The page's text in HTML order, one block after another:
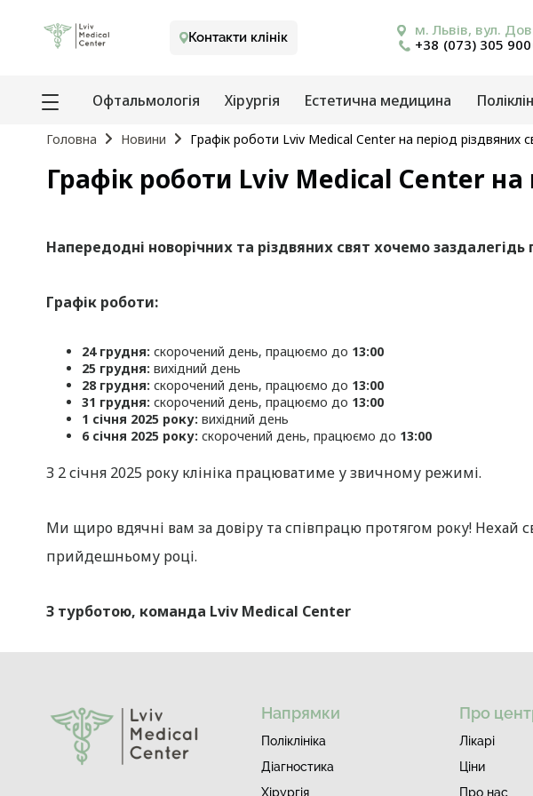
Контакти клінік
м. Львів, вул.
+38 (073) 305
Офтальмологія Хірургія Естетична медицина
Головна Новини Графік роботи Lviv Medical Center на період різдвяних
Графік роботи Lviv Medical Center на
Напередодні новорічних та різдвяних свят хочемо
Графік роботи:
24 грудня: скорочений день, працюємо до 13:00
25 грудня: вихідний день
28 грудня: скорочений день, працюємо до 13:00
31 грудня: скорочений день, працюємо до 13:00
1 січня 2025 року: вихідний день
6 січня 2025 року: скорочений день, працюємо до 13:00
З 2 січня 2025 року клініка працюватиме у звичному режимі.
Ми щиро вдячні вам за довіру та співпрацю протягом року! Нехай
прийдешньому році.
З турботою, команда Lviv Medical Center
Напрямки
Поліклініка
Діагностика
Хірургія
Про
Лiкарi
Ціни
Про нас